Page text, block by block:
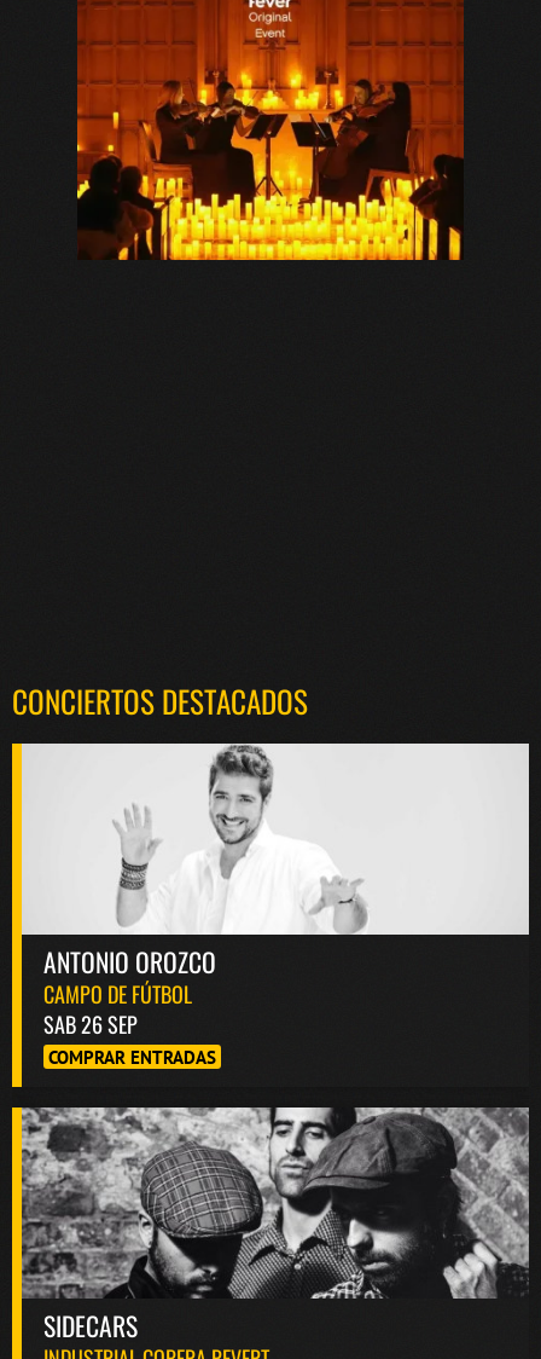
CONCIERTOS DESTACADOS
ANTONIO OROZCO
CAMPO DE FÚTBOL
SAB 26 SEP
COMPRAR ENTRADAS
SIDECARS